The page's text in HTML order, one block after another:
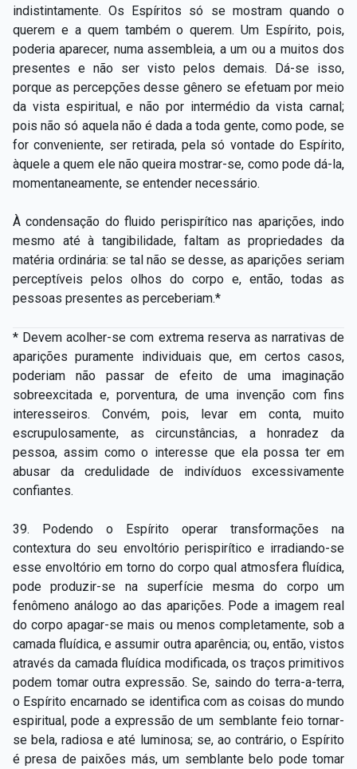
indistintamente. Os Espíritos só se mostram quando o
querem e a quem também o querem. Um Espírito, pois,
poderia aparecer, numa assembleia, a um ou a muitos dos
presentes e não ser visto pelos demais. Dá-se isso,
porque as percepções desse gênero se efetuam por meio
da vista espiritual, e não por intermédio da vista carnal;
pois não só aquela não é dada a toda gente, como pode, se
for conveniente, ser retirada, pela só vontade do Espírito,
àquele a quem ele não queira mostrar-se, como pode dá-la,
momentaneamente, se entender necessário.
À condensação do fluido perispirítico nas aparições, indo
mesmo até à tangibilidade, faltam as propriedades da
matéria ordinária: se tal não se desse, as aparições seriam
perceptíveis pelos olhos do corpo e, então, todas as
pessoas presentes as perceberiam.*
* Devem acolher-se com extrema reserva as narrativas de
aparições puramente individuais que, em certos casos,
poderiam não passar de efeito de uma imaginação
sobreexcitada e, porventura, de uma invenção com fins
interesseiros. Convém, pois, levar em conta, muito
escrupulosamente, as circunstâncias, a honradez da
pessoa, assim como o interesse que ela possa ter em
abusar da credulidade de indivíduos excessivamente
confiantes.
39. Podendo o Espírito operar transformações na
contextura do seu envoltório perispirítico e irradiando-se
esse envoltório em torno do corpo qual atmosfera fluídica,
pode produzir-se na superfície mesma do corpo um
fenômeno análogo ao das aparições. Pode a imagem real
do corpo apagar-se mais ou menos completamente, sob a
camada fluídica, e assumir outra aparência; ou, então, vistos
através da camada fluídica modificada, os traços primitivos
podem tomar outra expressão. Se, saindo do terra-a-terra,
o Espírito encarnado se identifica com as coisas do mundo
espiritual, pode a expressão de um semblante feio tornar-
se bela, radiosa e até luminosa; se, ao contrário, o Espírito
é presa de paixões más, um semblante belo pode tomar